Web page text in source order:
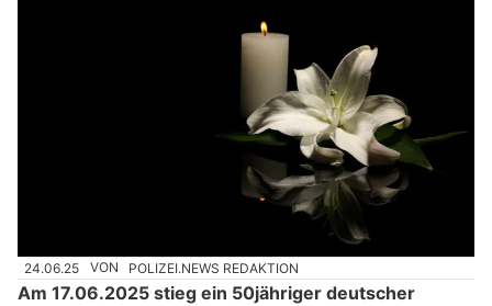
24.06.25 VON POLIZEI.NEWS REDAKTION
Am 17.06.2025 stieg ein 50jähriger deutscher